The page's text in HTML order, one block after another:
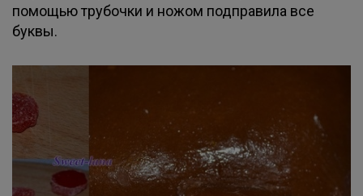
помощью трубочки и ножом подправила все
буквы.